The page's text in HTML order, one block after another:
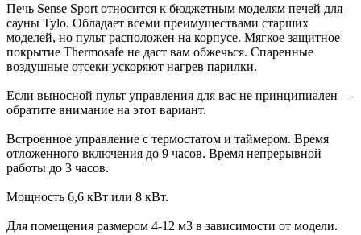
Печь Sense Sport относится к бюджетным моделям печей для
сауны Tylo. Обладает всеми преимуществами старших
моделей, но пульт расположен на корпусе. Мягкое защитное
покрытие Thermosafe не даст вам обжечься. Спаренные
воздушные отсеки ускоряют нагрев парилки.
Если выносной пульт управления для вас не принципиален —
обратите внимание на этот вариант.
Встроенное управление с термостатом и таймером. Время
отложенного включения до 9 часов. Время непрерывной
работы до 3 часов.
Мощность 6,6 кВт или 8 кВт.
Для помещения размером 4-12 м3 в зависимости от модели.